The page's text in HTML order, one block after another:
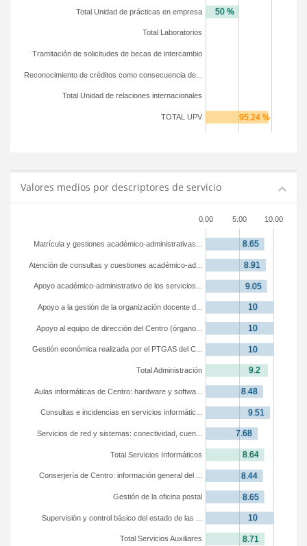
TOTAL UPV
Total Unidad de relaciones internacionales
Reconocimiento de créditos como consecuencia de...
Tramitación de solicitudes de becas de intercambio
Total Laboratorios
Total Unidad de prácticas en empresa
Valores medios por descriptores de servicio
0.00 5.00 10.00
Total Servicios Auxiliares
Supervisión y control básico del estado de las ...
Gestión de la oficina postal
Conserjería de Centro: información general del ...
Total Servicios Informáticos
Servicios de red y sistemas: conectividad, cuen...
Consultas e incidencias en servicios informátic...
Aulas informáticas de Centro: hardware y softwa...
Total Administración
Gestión económica realizada por el PTGAS del C...
Apoyo al equipo de dirección del Centro (órgano...
Apoyo a la gestión de la organización docente d...
Apoyo académico-administrativo de los servicios...
Atención de consultas y cuestiones académico-ad...
Matrícula y gestiones académico-administrativas...